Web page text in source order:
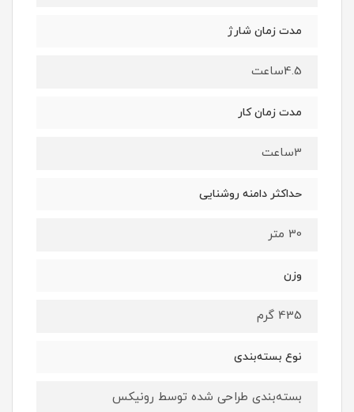
مدت زمان شارژ
4.5ساعت
مدت زمان کار
3ساعت
حداکثر دامنه روشنایی
30 متر
وزن
435 گرم
نوع بسته‌بندی
بسته‌بندی طراحی شده توسط رونیکس